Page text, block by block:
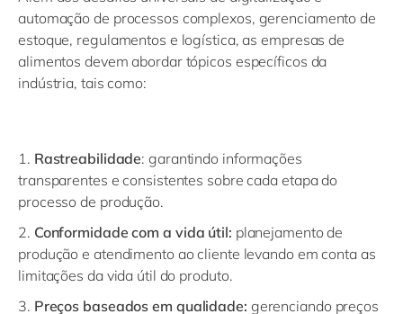
automação de processos complexos, gerenciamento de
estoque, regulamentos e logística, as empresas de
alimentos devem abordar tópicos específicos da
indústria, tais como:
1. Rastreabilidade: garantindo informações
transparentes e consistentes sobre cada etapa do
processo de produção.
2. Conformidade com a vida útil: planejamento de
produção e atendimento ao cliente levando em conta as
limitações da vida útil do produto.
3. Preços baseados em qualidade: gerenciando preços